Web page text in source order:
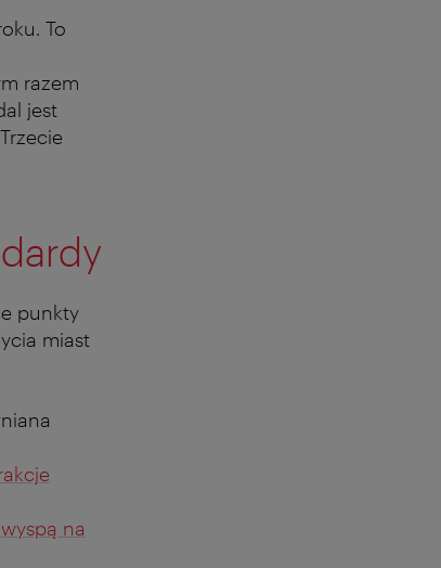
To
razem
jest
punkty
miast
wyspą na